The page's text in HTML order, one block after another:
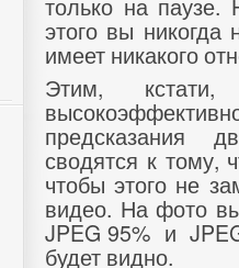
этого вы
имеет никакого
Этим,
предсказания
сводятся к тому,
чтобы этого не
видео. На фото
JPEG 95% и
будет видно.